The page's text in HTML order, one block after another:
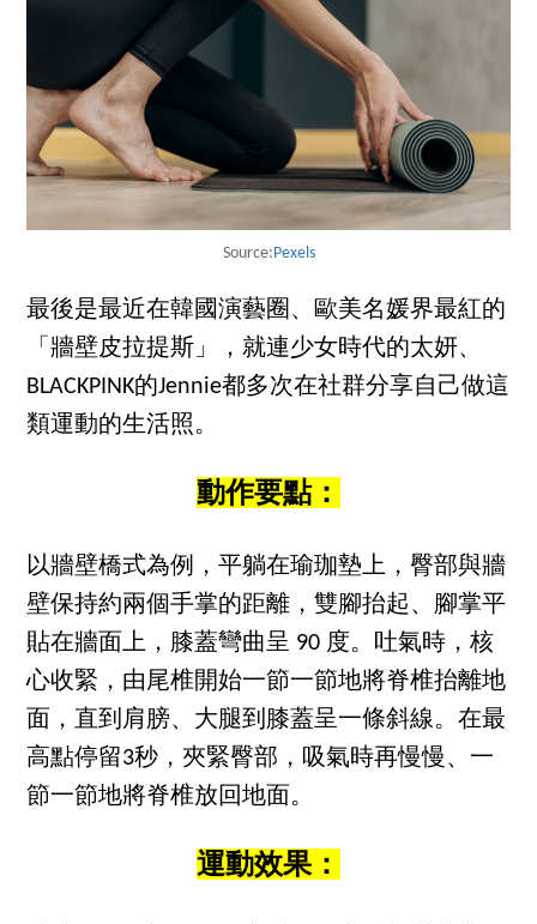
Source:Pexels
最後是最近在韓國演藝圈、歐美名媛界最紅的
「牆壁皮拉提斯」，就連少女時代的太妍、
BLACKPINK的Jennie都多次在社群分享自己做這
類運動的生活照。
動作要點：
以牆壁橋式為例，平躺在瑜珈墊上，臀部與牆
壁保持約兩個手掌的距離，雙腳抬起、腳掌平
貼在牆面上，膝蓋彎曲呈 90 度。吐氣時，核
心收緊，由尾椎開始一節一節地將脊椎抬離地
面，直到肩膀、大腿到膝蓋呈一條斜線。在最
高點停留3秒，夾緊臀部，吸氣時再慢慢、一
節一節地將脊椎放回地面。
運動效果：